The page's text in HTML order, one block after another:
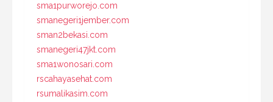
sma1purworejo.com
smanegeri1jember.com
sman2bekasi.com
smanegeri47jkt.com
sma1wonosari.com
rscahayasehat.com
rsumalikasim.com